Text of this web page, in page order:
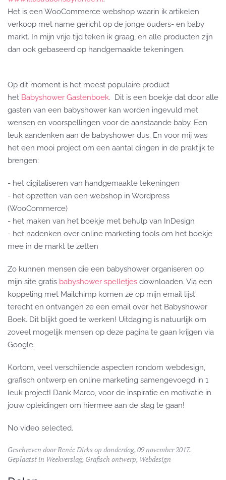
Het is een WooCommerce webshop waarin ik artikelen
verkoop met name gericht op de jonge ouders- en baby
markt. In mijn vrije tijd teken ik graag, en alle producten zijn
dan ook gebaseerd op handgemaakte tekeningen.
Op dit moment is het meest populaire product
het Babyshower Gastenboek. Dit is een boekje dat door alle
gasten van een babyshower kan worden ingevuld met
wensen en voorspellingen voor de aanstaande baby. Een
leuk aandenken aan de babyshower dus. En voor mij was
het een mooi project om een aantal dingen in de praktijk te
brengen:
- het digitaliseren van handgemaakte tekeningen
- het opzetten van een webshop in Wordpress
(WooCommerce)
- het maken van het boekje met behulp van InDesign
- het nadenken over online marketing tools om het boekje
mee in de markt te zetten
Zo kunnen mensen die een babyshower organiseren op
mijn site gratis babyshower spelletjes downloaden. Via een
koppeling met Mailchimp komen ze op mijn email lijst
terecht en ontvangen ze een email over het Babyshower
Boek. Dit blijkt goed te werken! Uitdaging is natuurlijk om
zoveel mogelijk mensen op deze pagina te gaan krijgen via
Google.
Kortom, veel verschilende aspecten rondom webdesign,
grafisch ontwerp en online marketing samengevoegd in 1
leuk project! Dank Marco, voor de inspiratie en motivatie in
jouw opleidingen om hiermee aan de slag te gaan!
No video selected.
Geschreven doorRenée Dirksop donderdag, 09 november 2017.
Geplaatst in Weekverslag, Grafisch ontwerp, Webdesign